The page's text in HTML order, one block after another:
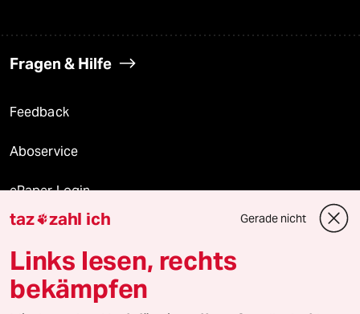
Fragen & Hilfe
Feedback
Aboservice
ePaper Login
Downloads für Abonnierende
© 2026 taz Verlags und Vertriebs GmbH
taz zahl ich Gerade nicht
Links lesen, rechts
bekämpfen